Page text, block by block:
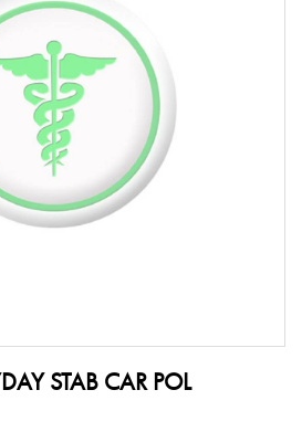
STAB CAR POL